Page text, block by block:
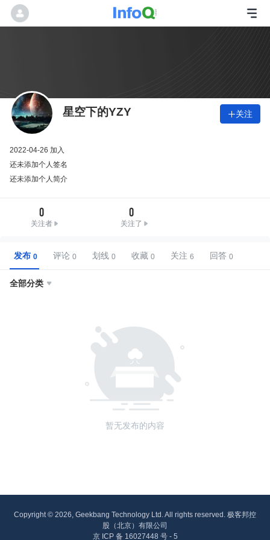
星空下的YZY 关注
2022-04-26 加入
还未添加个人签名
还未添加个人简介
0
关注者
0
关注了
发布 评论 划线 收藏 关注 回答
全部分类 
暂无发布的内容
Copyright © 2026, Geekbang Technology Ltd. All rights reserved. 极客邦控
股（北京）有限公司
京 ICP 备 16027448 号 - 5